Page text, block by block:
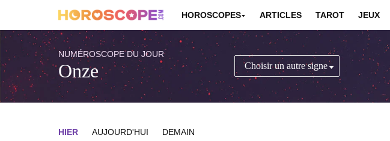
HOROSCOPES ARTICLES TAROT JEUX
NUMÉROSCOPE DU JOUR
Onze
HIER AUJOURD'HUI DEMAIN